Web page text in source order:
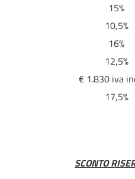
15%
10,5%
16%
12,5%
€ 1.830 iva
17,5%
SCONTO